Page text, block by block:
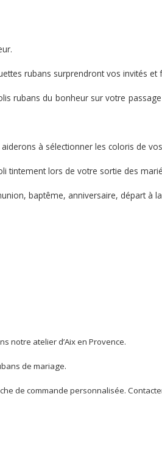
rubans surprendront vos invités
rubans du bonheur sur votre
à sélectionner les coloris de
tintement lors de votre sortie des
baptême, anniversaire, départ à
notre atelier d’Aix en Provence.
de mariage.
de commande personnalisée.